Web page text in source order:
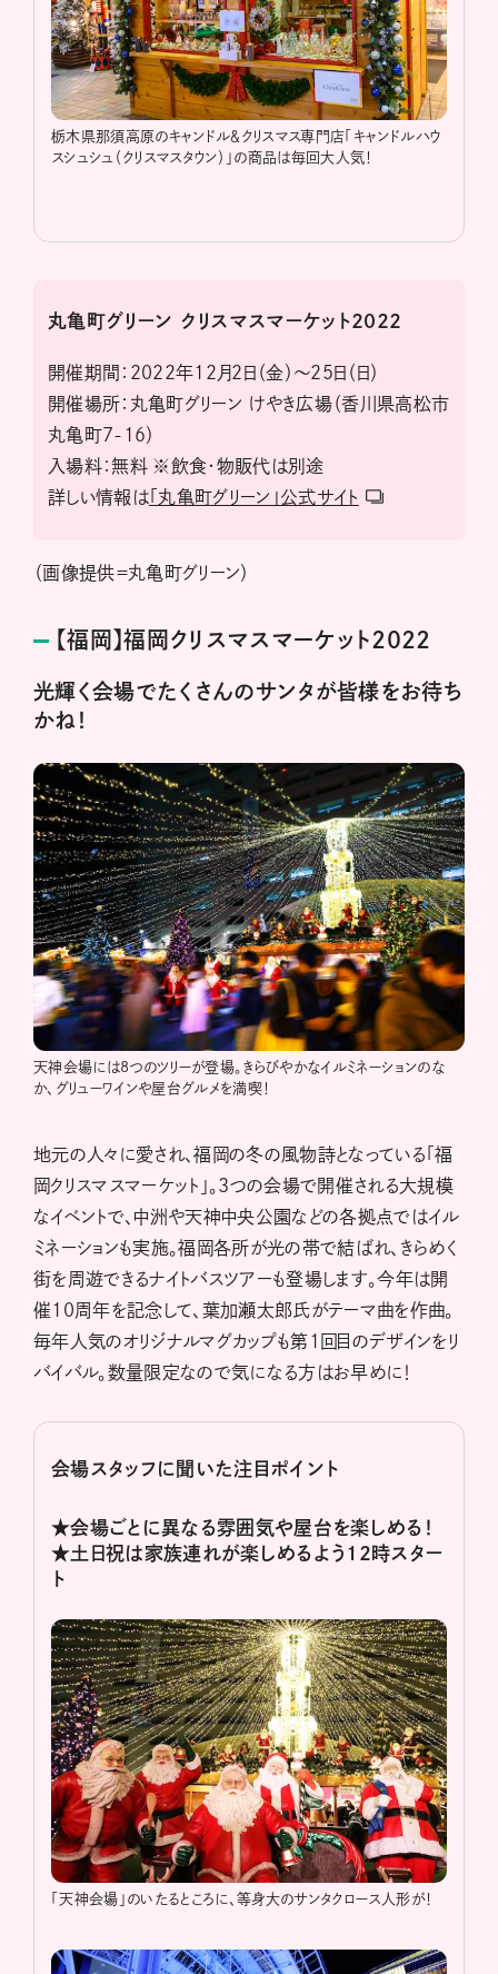
栃木県那須高原のキャンドル＆クリスマス専門店「キャンドルハウ
スシュシュ（クリスマスタウン）」の商品は毎回大人気！
丸亀町グリーン クリスマスマーケット2022
開催期間：2022年12月2日（金）～25日（日）
開催場所：丸亀町グリーン けやき広場（香川県高松市
丸亀町7-16）
入場料：無料 ※飲食・物販代は別途
詳しい情報は 「丸亀町グリーン」公式サイト
（画像提供＝丸亀町グリーン）
【福岡】福岡クリスマスマーケット2022
光輝く会場でたくさんのサンタが皆様をお待ち
かね！
天神会場には8つのツリーが登場。きらびやかなイルミネーションのな
か、グリューワインや屋台グルメを満喫！
地元の人々に愛され、福岡の冬の風物詩となっている「福
岡クリスマスマーケット」。3つの会場で開催される大規模
なイベントで、中洲や天神中央公園などの各拠点ではイル
ミネーションも実施。福岡各所が光の帯で結ばれ、きらめく
街を周遊できるナイトバスツアーも登場します。今年は開
催10周年を記念して、葉加瀬太郎氏がテーマ曲を作曲。
毎年人気のオリジナルマグカップも第1回目のデザインをリ
バイバル。数量限定なので気になる方はお早めに！
会場スタッフに聞いた注目ポイント
★会場ごとに異なる雰囲気や屋台を楽しめる！
★土日祝は家族連れが楽しめるよう12時スター
ト
「天神会場」のいたるところに、等身大のサンタクロース人形が！